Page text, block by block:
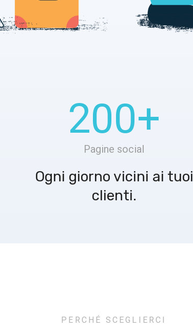
200+
Pagine social
Ogni giorno vicini ai tuoi
clienti.
PERCHÉ SCEGLIERCI